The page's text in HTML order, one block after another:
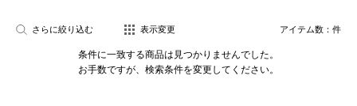
さらに絞り込む 表示変更 アイテム数： 件
条件に一致する商品は見つかりませんでした。
お手数ですが、検索条件を変更してください。